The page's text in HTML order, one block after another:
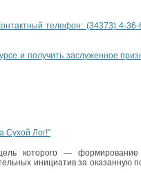
телефон: (34373)
и получить заслуженное
Сухой Лог!"
которого — формирование
инициатив за оказанную